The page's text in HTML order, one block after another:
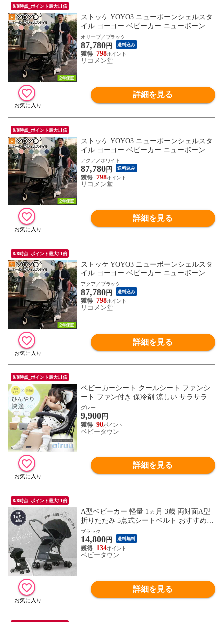
8/8時点_ポイント最大11倍
ストッケ YOYO3 ニューボーンシェルスタ
イル ヨーヨー ベビーカー ニューボーンシ
ェル フレーム セット STOKKE カラーパッ
ク 新生児 ベビーカー コンパクト ストロー
ラー 【正規販売店】 2年保証【送料無料】
オリーブ／ブラック
87,780円 送料込み
798
リコメン堂
詳細を見る
8/8時点_ポイント最大11倍
ストッケ YOYO3 ニューボーンシェルスタ
イル ヨーヨー ベビーカー ニューボーンシ
ェル フレーム セット STOKKE カラーパッ
ク 新生児 ベビーカー コンパクト ストロー
ラー 【正規販売店】 2年保証【送料無料】
アクア／ホワイト
87,780円 送料込み
798
リコメン堂
詳細を見る
8/8時点_ポイント最大11倍
ストッケ YOYO3 ニューボーンシェルスタ
イル ヨーヨー ベビーカー ニューボーンシ
ェル フレーム セット STOKKE カラーパッ
ク 新生児 ベビーカー コンパクト ストロー
ラー 【正規販売店】 2年保証【送料無料】
アクア／ブラック
87,780円 送料込み
798
リコメン堂
詳細を見る
8/8時点_ポイント最大11倍
ベビーカーシート クールシート ファンシ
ート ファン付き 保冷剤 涼しい サラサラ
シート ファン 夏 おでかけ 猛暑対策 ベビ
ーカー チャイルドシート クールシート air
uu
グレー
9,900円
90
ベビータウン
詳細を見る
8/8時点_ポイント最大11倍
A型ベビーカー 軽量 1ヵ月 3歳 両対面A型
折りたたみ 5点式シートベルト おすすめコ
ンパクト バスケット付き シンプル 【ST-1
637】
ブラック
14,800円 送料無料
134
ベビータウン
詳細を見る